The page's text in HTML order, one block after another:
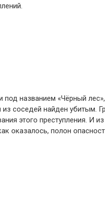
под названием «Чёрный
соседей найден убитым.
этого преступления. И
оказалось, полон